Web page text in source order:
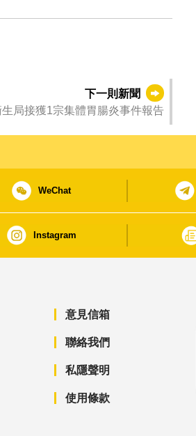
下一則新聞
生局接獲1宗集體胃腸炎事件報告
WeChat
Instagram
意見信箱
聯絡我們
私隱聲明
使用條款